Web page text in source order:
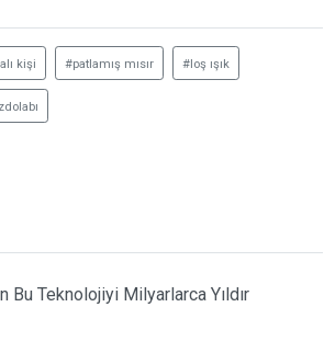
kişi #patlamış mısır #loş ışık
Bu Teknolojiyi Milyarlarca Yıldır